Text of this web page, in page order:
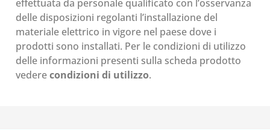
effettuata da personale qualificato con l’osservanza
delle disposizioni regolanti l’installazione del
materiale elettrico in vigore nel paese dove i
prodotti sono installati. Per le condizioni di utilizzo
delle informazioni presenti sulla scheda prodotto
vederecondizioni di utilizzo.